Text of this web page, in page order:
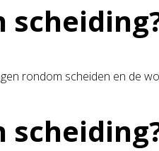
rondom scheiden en de